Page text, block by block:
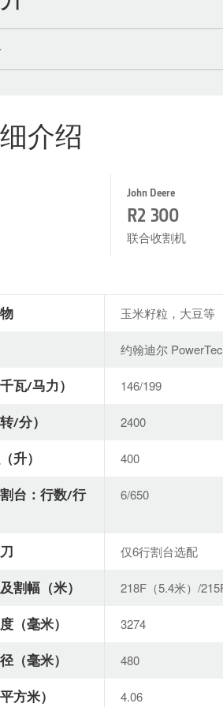
介绍
John Deere
R2 300
联合收割机
玉米籽粒，大豆等
约翰迪尔
瓦/马力） 146/199
/分） 2400
升） 400
台：行数/行
6/650
仅6行割台选配
割幅（米） 218F（5.4米）/
（毫米） 3274
（毫米） 480
方米） 4.06